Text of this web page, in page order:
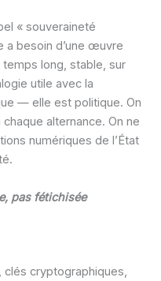
« souveraineté
a besoin d’une œuvre
long, stable, sur
utile avec la
— elle est politique. On
alternance. On ne
numériques de l’État
pas fétichisée
cryptographiques,